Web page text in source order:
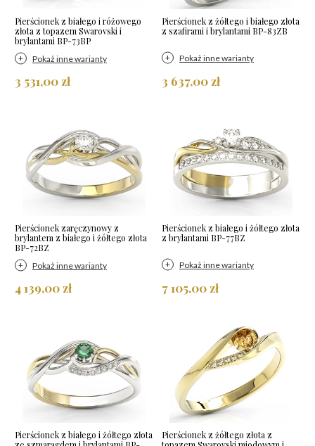
Pierścionek z białego i różowego
złota z topazem Swarovski i
brylantami BP-73BP
Pokaż inne warianty
3 531,00 zł
Pierścionek z żółtego i białego złota
z szafirami i brylantami BP-83ZB
Pokaż inne warianty
3 637,00 zł
Pierścionek zaręczynowy z
brylantem z białego i żółtego złota
BP-72BZ
Pokaż inne warianty
4 139,00 zł
Pierścionek z białego i żółtego złota
z brylantami BP-77BZ
Pokaż inne warianty
7 105,00 zł
Pierścionek z białego i żółtego złota
Pierścionek z żółtego złota z